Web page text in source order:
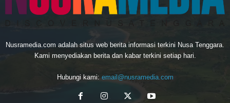
Nusramedia.com adalah situs web berita informasi terkini Nusa Tenggara.
Kami menyediakan berita dan kabar terkini setiap hari.
Hubungi kami: email@nusramedia.com